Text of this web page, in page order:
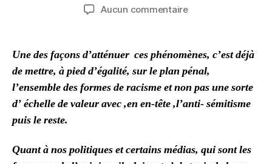
l’article
Aucun commentairesur
Une des façons d’atténuer ces phénomènes, c’est déjà
de mettre, à pied d’égalité, sur le plan pénal,
l’ensemble des formes de racisme et non pas une sorte
d’ échelle de valeur avec ,en en-tête ,l’anti- sémitisme
puis le reste.
Quant à nos politiques et certains médias, qui sont les